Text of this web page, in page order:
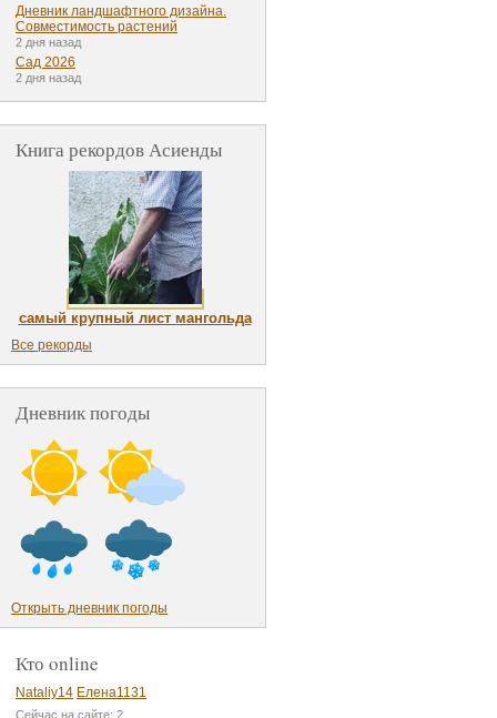
Дневник ландшафтного дизайна.
Совместимость растений
2 дня назад
Сад 2026
2 дня назад
Книга рекордов Асиенды
самый крупный лист мангольда
Все рекорды
Дневник погоды
Открыть дневник погоды
Кто online
Nataliy14 Елена1131
Сейчас на сайте: 2